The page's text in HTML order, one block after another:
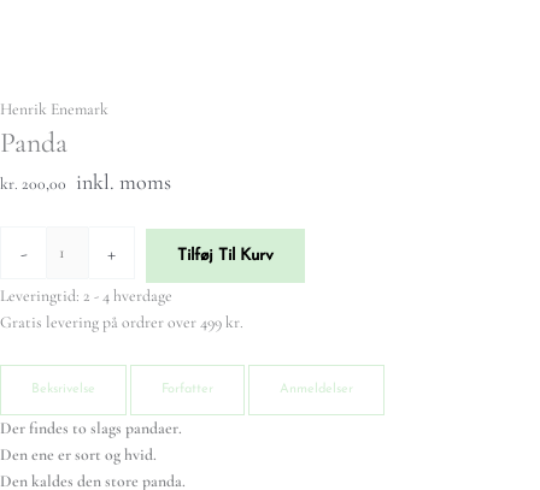
Henrik Enemark
Panda
kr. 200,00 inkl. moms
- + Tilføj Til Kurv
Leveringtid: 2 - 4 hverdage
Gratis levering på ordrer over 499 kr.
Beksrivelse Forfatter Anmeldelser
Der findes to slags pandaer.
Den ene er sort og hvid.
Den kaldes den store panda.